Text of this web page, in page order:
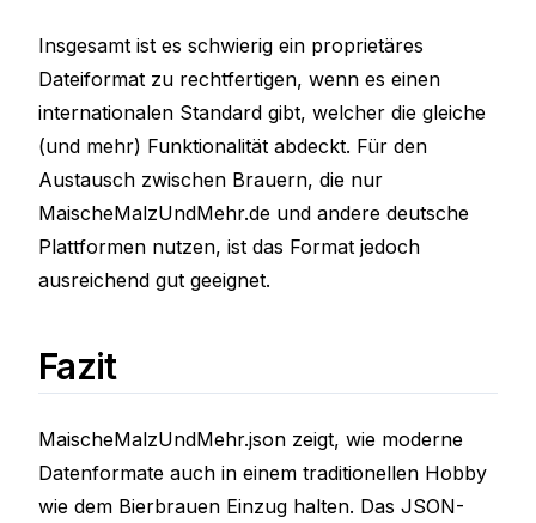
Insgesamt ist es schwierig ein proprietäres
Dateiformat zu rechtfertigen, wenn es einen
internationalen Standard gibt, welcher die gleiche
(und mehr) Funktionalität abdeckt. Für den
Austausch zwischen Brauern, die nur
MaischeMalzUndMehr.de und andere deutsche
Plattformen nutzen, ist das Format jedoch
ausreichend gut geeignet.
Fazit
MaischeMalzUndMehr.json zeigt, wie moderne
Datenformate auch in einem traditionellen Hobby
wie dem Bierbrauen Einzug halten. Das JSON-